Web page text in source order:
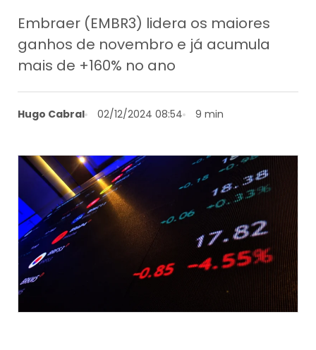
Embraer (EMBR3) lidera os maiores
ganhos de novembro e já acumula
mais de +160% no ano
Hugo Cabral 02/12/2024 08:54 9 min